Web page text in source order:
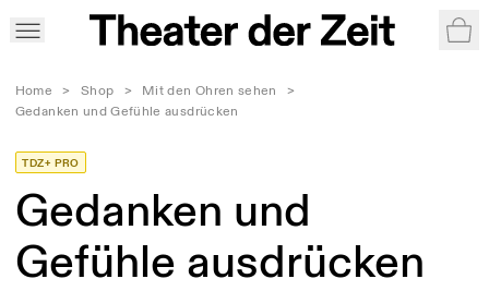
Home > Shop > Mit den Ohren sehen
>
Gedanken und Gefühle ausdrücken
TDZ+ PRO
Gedanken und
Gefühle ausdrücken